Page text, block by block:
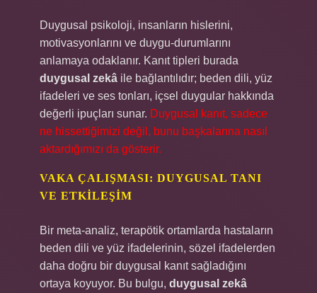
Duygusal psikoloji, insanların hislerini,
motivasyonlarını ve duygu-durumlarını
anlamaya odaklanır. Kanıt tipleri burada
duygusal zekâ ile bağlantılıdır; beden dili, yüz
ifadeleri ve ses tonları, içsel duygular hakkında
değerli ipuçları sunar. Duygusal kanıt, sadece
ne hissettiğimizi değil, bunu başkalarına nasıl
aktardığımızı da gösterir.
VAKA ÇALIŞMASI: DUYGUSAL TANI
VE ETKILEŞIM
Bir meta-analiz, terapötik ortamlarda hastaların
beden dili ve yüz ifadelerinin, sözel ifadelerden
daha doğru bir duygusal kanıt sağladığını
ortaya koyuyor. Bu bulgu, duygusal zekâ